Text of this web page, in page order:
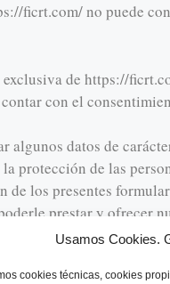
Usamos Cookies.
cookies técnicas, cookies
ficrt.com/ no puede
de https://
con el
algunos datos de
protección de las
los presentes
prestar y ofrecer
rectificación,
– Madrid (Madrid).